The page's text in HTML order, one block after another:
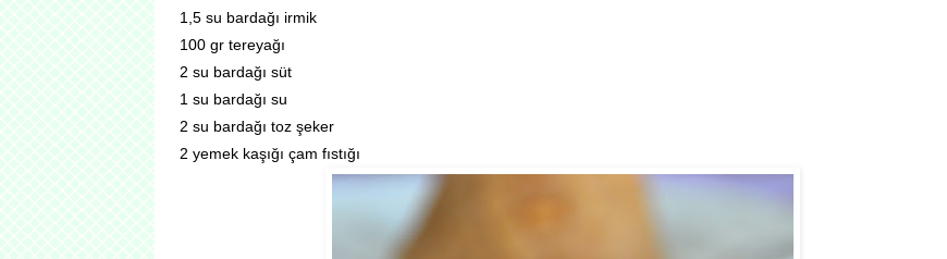
1,5 su bardağı irmik
100 gr tereyağı
2 su bardağı süt
1 su bardağı su
2 su bardağı toz şeker
2 yemek kaşığı çam fıstığı